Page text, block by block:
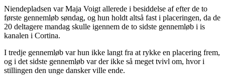
Niendepladsen var Maja Voigt allerede i besiddelse af efter de to
første gennemløb søndag, og hun holdt altså fast i placeringen, da de
20 deltagere mandag skulle igennem de to sidste gennemløb i is
kanalen i Cortina.
I tredje gennemløb var hun ikke langt fra at rykke en placering frem,
og i det sidste gennemløb var der ikke så meget tvivl om, hvor i
stillingen den unge dansker ville ende.